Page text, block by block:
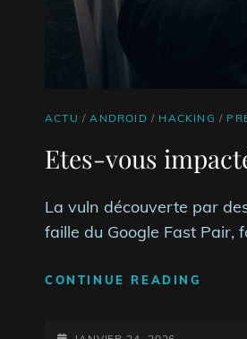
CAT
ACTU / ANDROID / HACKING /
Etes-vous
La vuln découverte par
faille du Google Fast Pair,
CONTINUE READING